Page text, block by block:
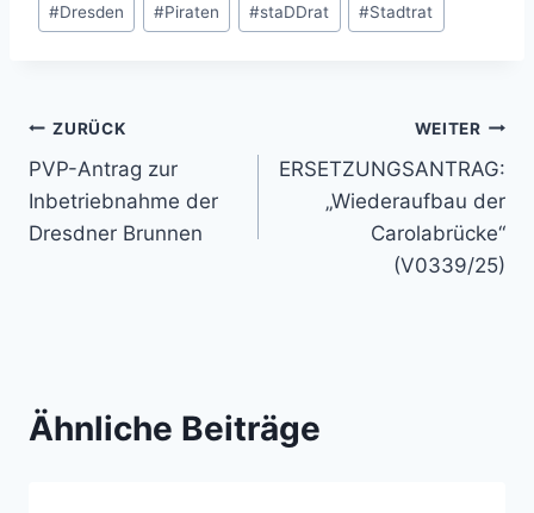
#Dresden #Piraten #staDDrat #Stadtrat
Beitragsnavigation
ZURÜCK
PVP-Antrag zur
Inbetriebnahme der
Dresdner Brunnen
WEITER
ERSETZUNGSANTRAG:
„Wiederaufbau der
Carolabrücke“
(V0339/25)
Ähnliche Beiträge